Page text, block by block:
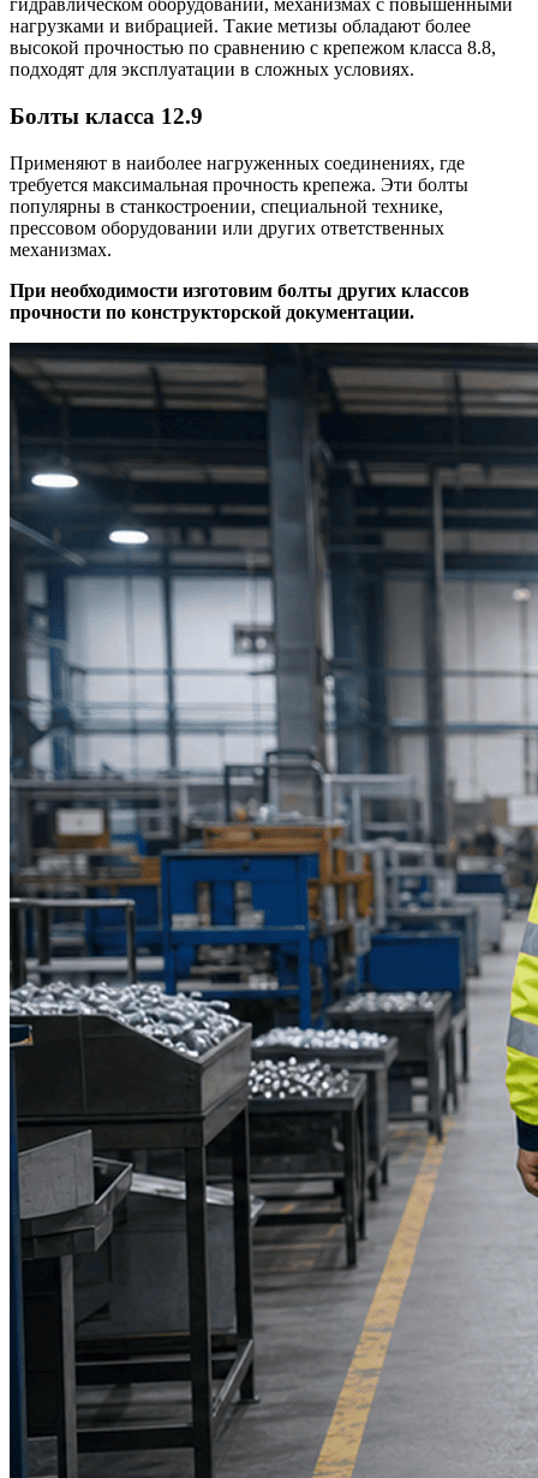
гидравлическом оборудовании, механизмах с повышенными
нагрузками и вибрацией. Такие метизы обладают более
высокой прочностью по сравнению с крепежом класса 8.8,
подходят для эксплуатации в сложных условиях.
Болты класса 12.9
Применяют в наиболее нагруженных соединениях, где
требуется максимальная прочность крепежа. Эти болты
популярны в станкостроении, специальной технике,
прессовом оборудовании или других ответственных
механизмах.
При необходимости изготовим болты других классов
прочности по конструкторской документации.